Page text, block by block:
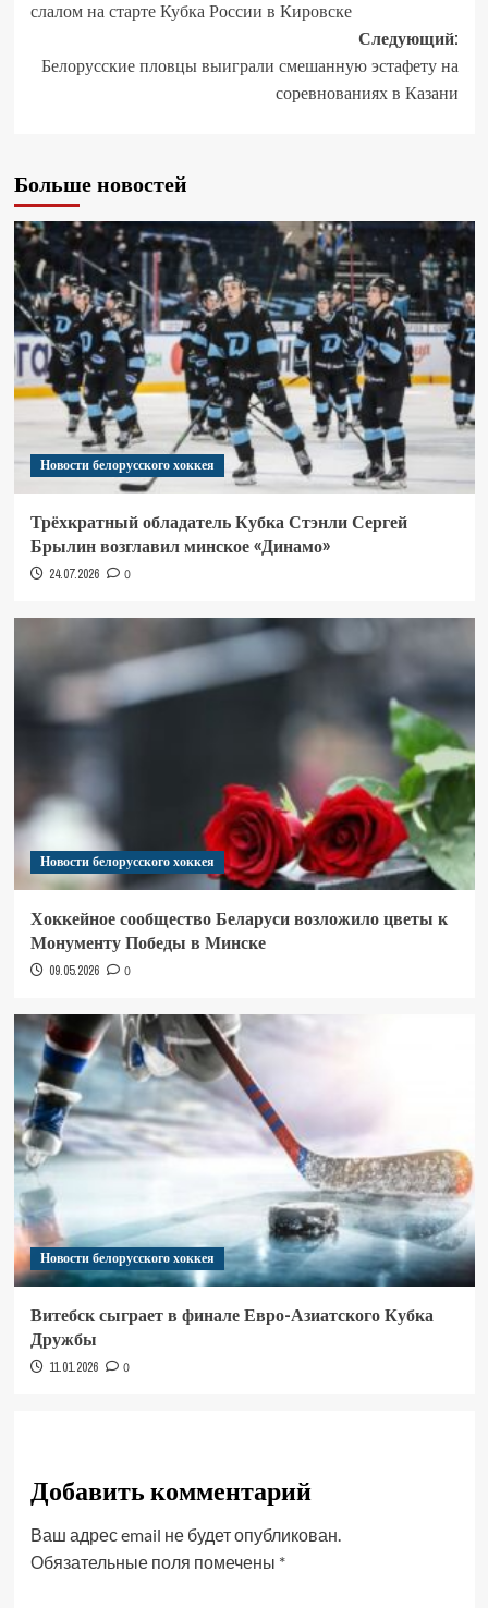
слалом на старте Кубка России в Кировске
Следующий:
Белорусские пловцы выиграли смешанную эстафету на
соревнованиях в Казани
Больше новостей
Новости белорусского хоккея
Трёхкратный обладатель Кубка Стэнли Сергей
Брылин возглавил минское «Динамо»
24.07.2026 0
Новости белорусского хоккея
Хоккейное сообщество Беларуси возложило цветы к
Монументу Победы в Минске
09.05.2026 0
Новости белорусского хоккея
Витебск сыграет в финале Евро-Азиатского Кубка
Дружбы
11.01.2026 0
Добавить комментарий
Ваш адрес email не будет опубликован.
Обязательные поля помечены *